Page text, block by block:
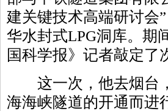
建关键技术高端研讨会
华水封式LPG洞库。期
国科学报》记者敲定了
这一次，他去烟台，
海海峡隧道的开通而进